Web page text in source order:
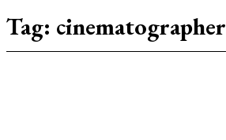
Tag: cinematographer